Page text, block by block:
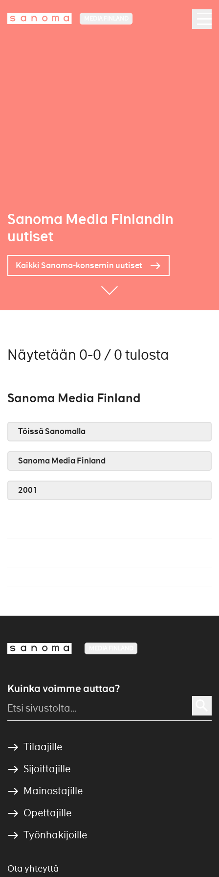
Sanoma Media Finlandin
uutiset
Kaikki Sanoma-konsernin uutiset
Näytetään 0-0 / 0 tulosta
Sanoma Media Finland
Töissä Sanomalla
Sanoma Media Finland
2001
Kuinka voimme auttaa?
Tilaajille
Sijoittajille
Mainostajille
Opettajille
Työnhakijoille
Ota yhteyttä